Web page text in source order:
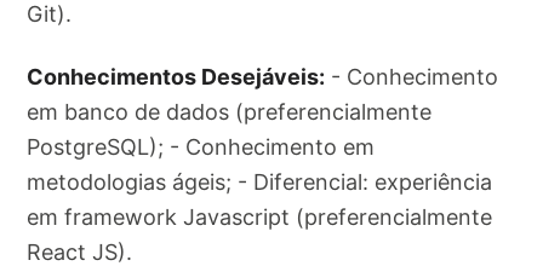
Git).
Conhecimentos Desejáveis: - Conhecimento
em banco de dados (preferencialmente
PostgreSQL); - Conhecimento em
metodologias ágeis; - Diferencial: experiência
em framework Javascript (preferencialmente
React JS).